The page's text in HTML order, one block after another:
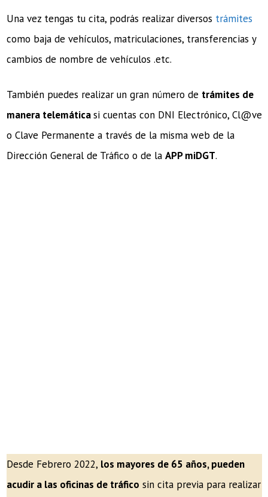
Una vez tengas tu cita, podrás realizar diversos trámites
como baja de vehículos, matriculaciones, transferencias y
cambios de nombre de vehículos .etc.
También puedes realizar un gran número de trámites de
manera telemáticasi cuentas con DNI Electrónico, Cl@ve
o Clave Permanente a través de la misma web de la
Dirección General de Tráfico o de la APP miDGT.
Desde Febrero 2022, los mayores de 65 años, pueden
acudir a las oficinas de tráfico sin cita previa para realizar